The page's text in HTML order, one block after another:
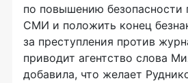
по повышению безопасности
СМИ и положить конец
за преступления против
приводит агентство слова
добавила, что желает